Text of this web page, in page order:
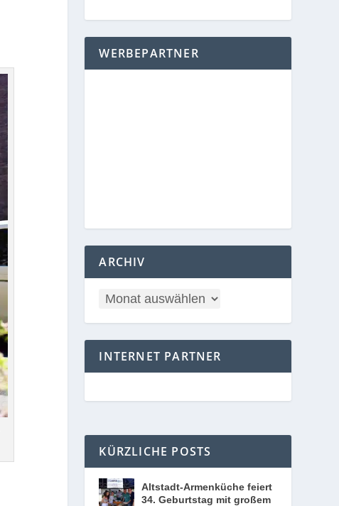
WERBEPARTNER
ARCHIV
INTERNET PARTNER
KÜRZLICHE POSTS
Altstadt-Armenküche feiert
34. Geburtstag mit großem